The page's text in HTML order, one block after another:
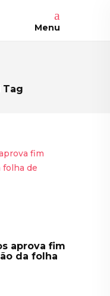
Menu
aprova fim
da folha